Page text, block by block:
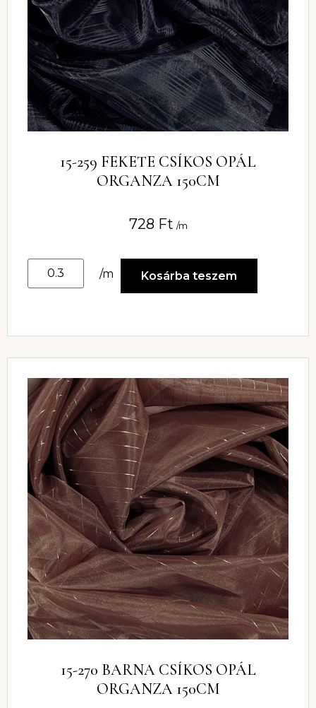
15-259 FEKETE CSÍKOS OPÁL
ORGANZA 150CM
728 Ft /m
/m Kosárba teszem
15-270 BARNA CSÍKOS OPÁL
ORGANZA 150CM